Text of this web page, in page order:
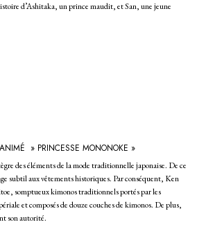
d’Ashitaka, un prince maudit, et San, une jeune
» PRINCESSE MONONOKE »
des éléments de la mode traditionnelle japonaise. De ce
subtil aux vêtements historiques. Par conséquent, Ken
somptueux kimonos traditionnels portés par les
et composés de douze couches de kimonos. De plus,
son autorité.